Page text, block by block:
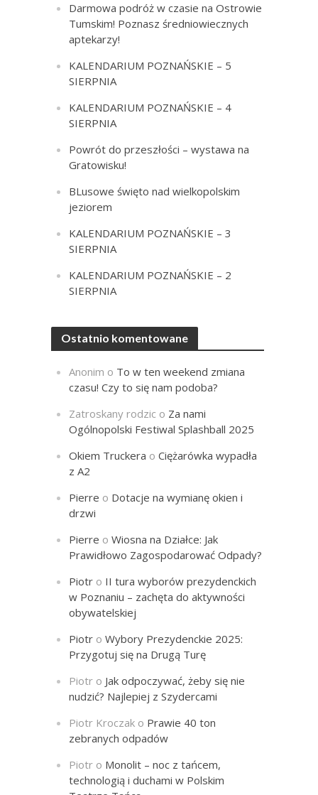
Darmowa podróż w czasie na Ostrowie
Tumskim! Poznasz średniowiecznych
aptekarzy!
KALENDARIUM POZNAŃSKIE – 5
SIERPNIA
KALENDARIUM POZNAŃSKIE – 4
SIERPNIA
Powrót do przeszłości – wystawa na
Gratowisku!
BLusowe święto nad wielkopolskim
jeziorem
KALENDARIUM POZNAŃSKIE – 3
SIERPNIA
KALENDARIUM POZNAŃSKIE – 2
SIERPNIA
Ostatnio komentowane
Anonim o To w ten weekend zmiana
czasu! Czy to się nam podoba?
Zatroskany rodzic o Za nami
Ogólnopolski Festiwal Splashball 2025
Okiem Truckera oCiężarówka wypadła
z A2
Pierre o Dotacje na wymianę okien i
drzwi
Pierre oWiosna na Działce: Jak
Prawidłowo Zagospodarować Odpady?
Piotr o II tura wyborów prezydenckich
w Poznaniu – zachęta do aktywności
obywatelskiej
Piotr oWybory Prezydenckie 2025:
Przygotuj się na Drugą Turę
Piotr o Jak odpoczywać, żeby się nie
nudzić? Najlepiej z Szydercami
Piotr Kroczak o Prawie 40 ton
zebranych odpadów
Piotr o Monolit – noc z tańcem,
technologią i duchami w Polskim